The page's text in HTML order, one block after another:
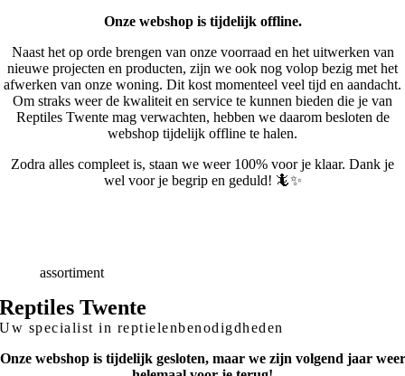
Onze webshop is tijdelijk offline.
Naast het op orde brengen van onze voorraad en het uitwerken van
nieuwe projecten en producten, zijn we ook nog volop bezig met het
afwerken van onze woning. Dit kost momenteel veel tijd en aandacht.
Om straks weer de kwaliteit en service te kunnen bieden die je van
Reptiles Twente mag verwachten, hebben we daarom besloten de
webshop tijdelijk offline te halen.
Zodra alles compleet is, staan we weer 100% voor je klaar. Dank je
wel voor je begrip en geduld! 🦎✨
Breedassortiment
Reptiles Twente
Uw specialist in reptielenbenodigdheden
Onze webshop is tijdelijk gesloten, maar we zijn volgend jaar weer